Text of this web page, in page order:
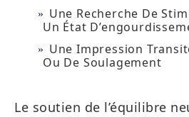
Une Recherche De
Un État
Une Impression
Ou De Soulagement
Le soutien de l’équilibre